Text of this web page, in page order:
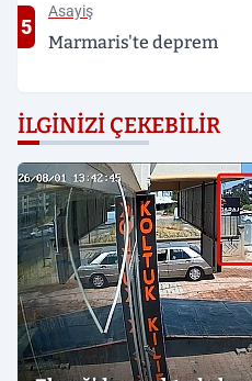
5
Asayiş
Marmaris'te deprem
İLGINIZI ÇEKEBILIR